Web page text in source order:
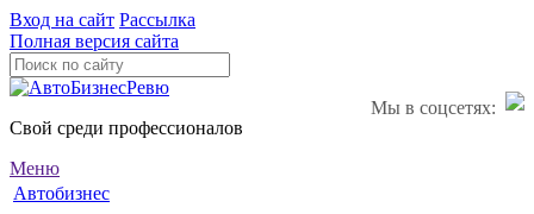
Вход на сайт Рассылка
Полная версия сайта
Мы в соцсетях:
Свой среди профессионалов
Меню
Автобизнес